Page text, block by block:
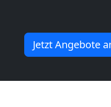
Jetzt Angebote
Umzug